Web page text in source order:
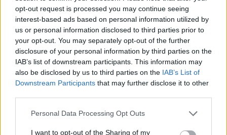
opt-out request is processed you may continue seeing
interest-based ads based on personal information utilized by
us or personal information disclosed to third parties prior to
your opt-out. You may separately opt-out of the further
disclosure of your personal information by third parties on the
IAB’s list of downstream participants. This information may
also be disclosed by us to third parties on the IAB’s List of
Downstream Participants that may further disclose it to other
Personal Data Processing Opt Outs
I want to opt-out of the Sharing of my